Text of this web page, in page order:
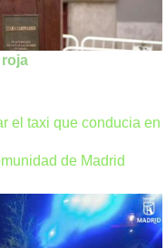
el taxi que conducia en
de Madrid